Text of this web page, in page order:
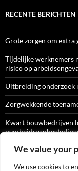
We value your
We use cookies to
RECENTE BERICHTEN
Grote zorgen om extra
Tijdelijke werknemers
risico op
Uitbreiding
Zorgwekkende
Kwart bouwbedrijven